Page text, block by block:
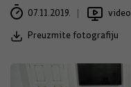
07.11.2019. video
Preuzmite fotografiju